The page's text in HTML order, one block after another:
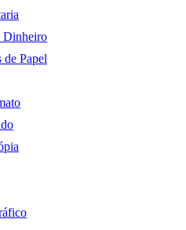
Dinheiro
de Papel